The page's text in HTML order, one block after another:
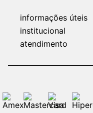
informações úteis
institucional
atendimento